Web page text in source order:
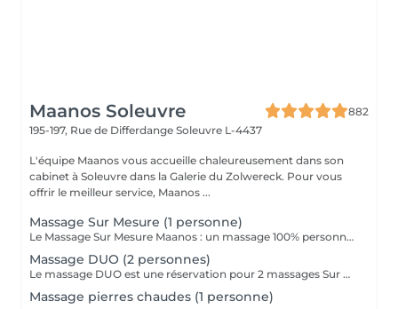
Maanos Soleuvre
882
195-197, Rue de Differdange Soleuvre L-4437
L'équipe Maanos vous accueille chaleureusement dans son
cabinet à Soleuvre dans la Galerie du Zolwereck. Pour vous
offrir le meilleur service, Maanos ...
Massage Sur Mesure (1 personne)
Le Massage Sur Mesure Maanos : un massage 100% personnalisé en fonction de vos besoins et de vos envies !
Massage DUO (2 personnes)
Le massage DUO est une réservation pour 2 massages Sur Mesure, en même temps dans la même cabine. Les 2 personnes pourront personnaliser leurs massages en fonction de leurs envies. Possibilité de demander 2 cabines séparées en arrivant sur place.
Massage pierres chaudes (1 personne)